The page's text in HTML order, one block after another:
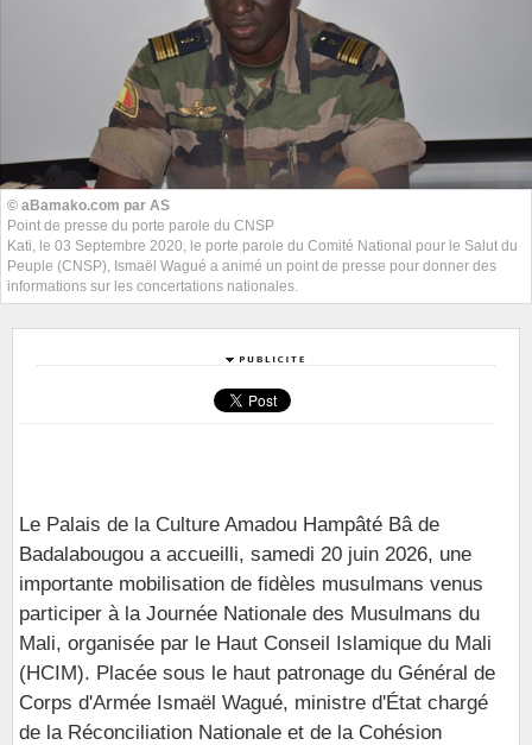
© aBamako.com par AS
Point de presse du porte parole du CNSP
Kati, le 03 Septembre 2020, le porte parole du Comité National pour le Salut du
Peuple (CNSP), Ismaël Wagué a animé un point de presse pour donner des
informations sur les concertations nationales.
Le Palais de la Culture Amadou Hampâté Bâ de
Badalabougou a accueilli, samedi 20 juin 2026, une
importante mobilisation de fidèles musulmans venus
participer à la Journée Nationale des Musulmans du
Mali, organisée par le Haut Conseil Islamique du Mali
(HCIM). Placée sous le haut patronage du Général de
Corps d'Armée Ismaël Wagué, ministre d'État chargé
de la Réconciliation Nationale et de la Cohésion